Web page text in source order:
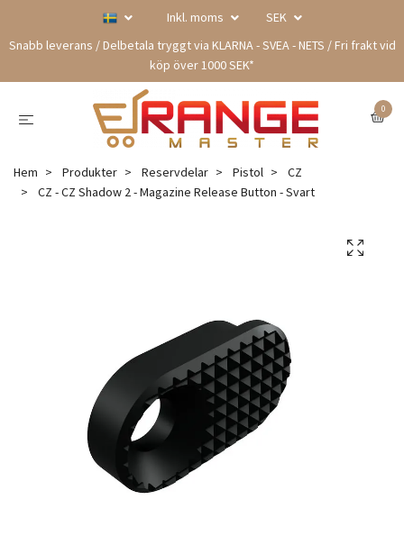
Inkl. moms
SEK
Snabb leverans / Delbetala tryggt via KLARNA - SVEA - NETS / Fri frakt vid
köp över 1000 SEK*
0
Hem Produkter Reservdelar Pistol
CZ
CZ - CZ Shadow 2 - Magazine Release Button - Svart